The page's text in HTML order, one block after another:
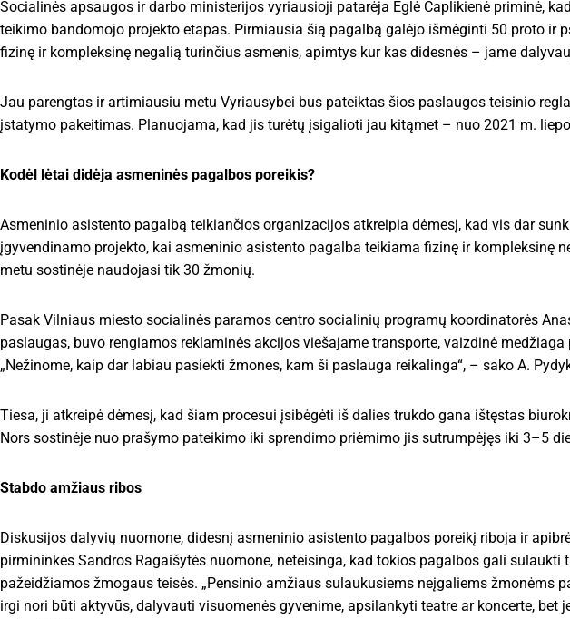
Socialinės apsaugos ir darbo ministerijos vyriausioji patarėja Eglė Čaplikienė priminė,
teikimo bandomojo projekto etapas. Pirmiausia šią pagalbą galėjo išmėginti 50 proto ir
fizinę ir kompleksinę negalią turinčius asmenis, apimtys kur kas didesnės – jame
Jau parengtas ir artimiausiu metu Vyriausybei bus pateiktas šios paslaugos teisinio
įstatymo pakeitimas. Planuojama, kad jis turėtų įsigalioti jau kitąmet – nuo 2021 m.
Kodėl lėtai didėja asmeninės pagalbos poreikis?
Asmeninio asistento pagalbą teikiančios organizacijos atkreipia dėmesį, kad vis dar
įgyvendinamo projekto, kai asmeninio asistento pagalba teikiama fizinę ir kompleksinę
metu sostinėje naudojasi tik 30 žmonių.
Pasak Vilniaus miesto socialinės paramos centro socialinių programų koordinatorės
paslaugas, buvo rengiamos reklaminės akcijos viešajame transporte, vaizdinė
„Nežinome, kaip dar labiau pasiekti žmones, kam ši paslauga reikalinga“, – sako A.
Tiesa, ji atkreipė dėmesį, kad šiam procesui įsibėgėti iš dalies trukdo gana ištęstas
Nors sostinėje nuo prašymo pateikimo iki sprendimo priėmimo jis sutrumpėjęs iki 3–5
Stabdo amžiaus ribos
Diskusijos dalyvių nuomone, didesnį asmeninio asistento pagalbos poreikį riboja ir
pirmininkės Sandros Ragaišytės nuomone, neteisinga, kad tokios pagalbos gali
pažeidžiamos žmogaus teisės. „Pensinio amžiaus sulaukusiems neįgaliems žmonėms
irgi nori būti aktyvūs, dalyvauti visuomenės gyvenime, apsilankyti teatre ar koncerte, bet